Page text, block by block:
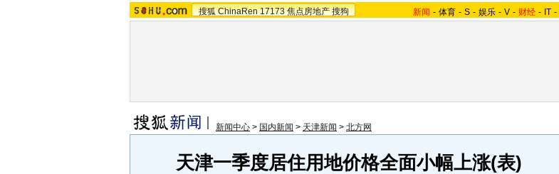
搜狐 ChinaRen 17173 焦点房地产 搜狗 新闻 - 体育 - S - 娱乐 - V - 财经 - IT -
新闻中心 > 国内新闻 > 天津新闻 > 北方网
天津一季度居住用地价格全面小幅上涨(表)